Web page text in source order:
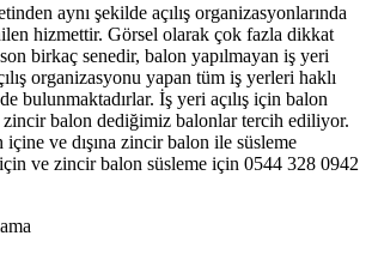
aynı şekilde açılış organizasyonlarında
hizmettir. Görsel olarak çok fazla dikkat
birkaç senedir, balon yapılmayan iş yeri
organizasyonu yapan tüm iş yerleri haklı
bulunmaktadırlar. İş yeri açılış için balon
zincir balon dediğimiz balonlar tercih ediliyor.
ve dışına zincir balon ile süsleme
için ve zincir balon süsleme için 0544 328 0942